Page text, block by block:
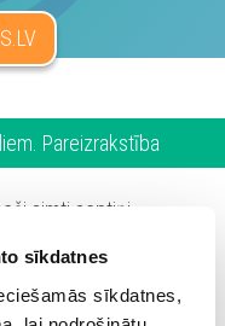
sīkdatnes
sīkdatnes,
Pareizrakstība
simti septiņi